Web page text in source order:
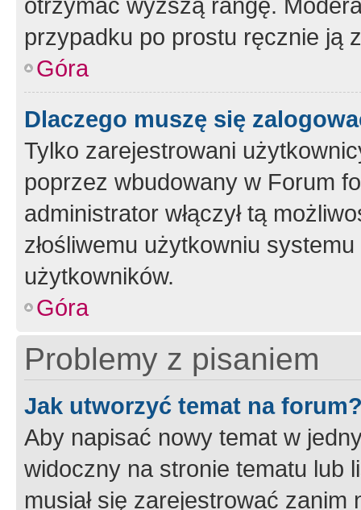
przypadku po prostu ręcznie ją
Góra
Dlaczego muszę się
Tylko zarejestrowani
poprzez wbudowany w Forum
administrator włączył tą
złośliwemu użytkowniu
użytkowników.
Góra
Problemy z pisaniem
Jak utworzyć temat na
Aby napisać nowy temat w
widoczny na stronie tematu lub
musiał się zarejestrować